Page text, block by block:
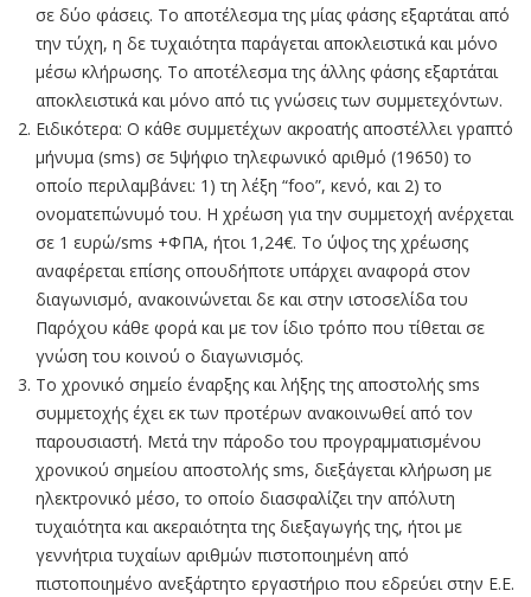
σε δύο φάσεις. Το αποτέλεσμα της μίας φάσης εξαρτάται από
την τύχη, η δε τυχαιότητα παράγεται αποκλειστικά και μόνο
μέσω κλήρωσης. Το αποτέλεσμα της άλλης φάσης εξαρτάται
αποκλειστικά και μόνο από τις γνώσεις των συμμετεχόντων.
Ειδικότερα: Ο κάθε συμμετέχων ακροατής αποστέλλει γραπτό
μήνυμα (sms) σε 5ψήφιο τηλεφωνικό αριθμό (19650) το
οποίο περιλαμβάνει: 1) τη λέξη “foo”, κενό, και 2) το
ονοματεπώνυμό του. Η χρέωση για την συμμετοχή ανέρχεται
σε 1 ευρώ/sms +ΦΠΑ, ήτοι 1,24€. Το ύψος της χρέωσης
αναφέρεται επίσης οπουδήποτε υπάρχει αναφορά στον
διαγωνισμό, ανακοινώνεται δε και στην ιστοσελίδα του
Παρόχου κάθε φορά και με τον ίδιο τρόπο που τίθεται σε
γνώση του κοινού ο διαγωνισμός.
Το χρονικό σημείο έναρξης και λήξης της αποστολής sms
συμμετοχής έχει εκ των προτέρων ανακοινωθεί από τον
παρουσιαστή. Μετά την πάροδο του προγραμματισμένου
χρονικού σημείου αποστολής sms, διεξάγεται κλήρωση με
ηλεκτρονικό μέσο, το οποίο διασφαλίζει την απόλυτη
τυχαιότητα και ακεραιότητα της διεξαγωγής της, ήτοι με
γεννήτρια τυχαίων αριθμών πιστοποιημένη από
πιστοποιημένο ανεξάρτητο εργαστήριο που εδρεύει στην Ε.Ε.